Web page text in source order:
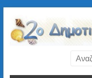
περιεχόμενο